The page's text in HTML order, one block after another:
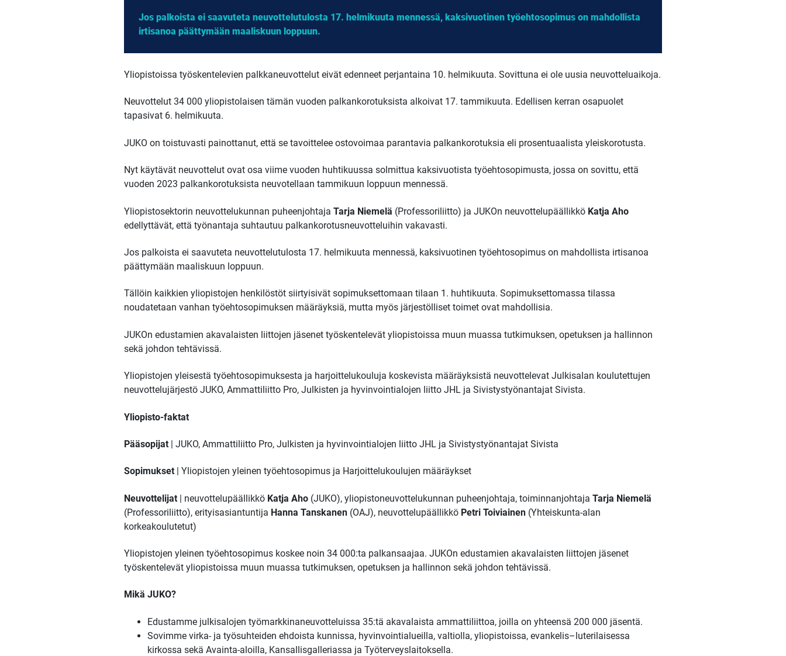
Jos palkoista ei saavuteta neuvottelutulosta 17. helmikuuta mennessä, kaksivuotinen työehtosopimus on mahdollista
irtisanoa päättymään maaliskuun loppuun.
Yliopistoissa työskentelevien palkkaneuvottelut eivät edenneet perjantaina 10. helmikuuta. Sovittuna ei ole uusia neuvotteluaikoja.
Neuvottelut 34 000 yliopistolaisen tämän vuoden palkankorotuksista alkoivat 17. tammikuuta. Edellisen kerran osapuolet
tapasivat 6. helmikuuta.
JUKO on toistuvasti painottanut, että se tavoittelee ostovoimaa parantavia palkankorotuksia eli prosentuaalista yleiskorotusta.
Nyt käytävät neuvottelut ovat osa viime vuoden huhtikuussa solmittua kaksivuotista työehtosopimusta, jossa on sovittu, että
vuoden 2023 palkankorotuksista neuvotellaan tammikuun loppuun mennessä.
Yliopistosektorin neuvottelukunnan puheenjohtaja Tarja Niemelä (Professoriliitto) ja JUKOn neuvottelupäällikkö Katja Aho
edellyttävät, että työnantaja suhtautuu palkankorotusneuvotteluihin vakavasti.
Jos palkoista ei saavuteta neuvottelutulosta 17. helmikuuta mennessä, kaksivuotinen työehtosopimus on mahdollista irtisanoa
päättymään maaliskuun loppuun.
Tällöin kaikkien yliopistojen henkilöstöt siirtyisivät sopimuksettomaan tilaan 1. huhtikuuta. Sopimuksettomassa tilassa
noudatetaan vanhan työehtosopimuksen määräyksiä, mutta myös järjestölliset toimet ovat mahdollisia.
JUKOn edustamien akavalaisten liittojen jäsenet työskentelevät yliopistoissa muun muassa tutkimuksen, opetuksen ja hallinnon
sekä johdon tehtävissä.
Yliopistojen yleisestä työehtosopimuksesta ja harjoittelukouluja koskevista määräyksistä neuvottelevat Julkisalan koulutettujen
neuvottelujärjestö JUKO, Ammattiliitto Pro, Julkisten ja hyvinvointialojen liitto JHL ja Sivistystyönantajat Sivista.
Yliopisto-faktat
Pääsopijat | JUKO, Ammattiliitto Pro, Julkisten ja hyvinvointialojen liitto JHL ja Sivistystyönantajat Sivista
Sopimukset | Yliopistojen yleinen työehtosopimus ja Harjoittelukoulujen määräykset
Neuvottelijat | neuvottelupäällikkö Katja Aho(JUKO), yliopistoneuvottelukunnan puheenjohtaja, toiminnanjohtaja Tarja Niemelä
(Professoriliitto), erityisasiantuntija Hanna Tanskanen(OAJ), neuvottelupäällikkö Petri Toiviainen(Yhteiskunta-alan
korkeakoulutetut)
Yliopistojen yleinen työehtosopimus koskee noin 34 000:ta palkansaajaa. JUKOn edustamien akavalaisten liittojen jäsenet
työskentelevät yliopistoissa muun muassa tutkimuksen, opetuksen ja hallinnon sekä johdon tehtävissä.
Mikä JUKO?
Edustamme julkisalojen työmarkkinaneuvotteluissa 35:tä akavalaista ammattiliittoa, joilla on yhteensä 200 000 jäsentä.
Sovimme virka- ja työsuhteiden ehdoista kunnissa, hyvinvointialueilla, valtiolla, yliopistoissa, evankelis–luterilaisessa
kirkossa sekä Avainta-aloilla, Kansallisgalleriassa ja Työterveyslaitoksella.